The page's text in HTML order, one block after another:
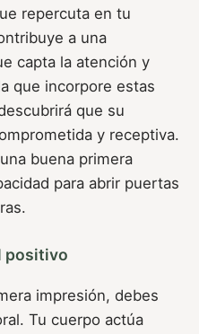
repercuta en tu
a una
capta la atención y
que incorpore estas
que su
y receptiva.
buena primera
para abrir puertas
positivo
impresión, debes
Tu cuerpo actúa